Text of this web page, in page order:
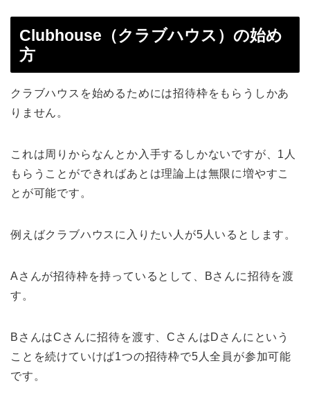
Clubhouse（クラブハウス）の始め
方
クラブハウスを始めるためには招待枠をもらうしかあ
りません。
これは周りからなんとか入手するしかないですが、1人
もらうことができればあとは理論上は無限に増やすこ
とが可能です。
例えばクラブハウスに入りたい人が5人いるとします。
Aさんが招待枠を持っているとして、Bさんに招待を渡
す。
BさんはCさんに招待を渡す、CさんはDさんにという
ことを続けていけば1つの招待枠で5人全員が参加可能
です。